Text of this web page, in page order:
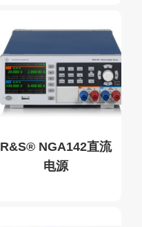
R&S® NGA142直流
电源